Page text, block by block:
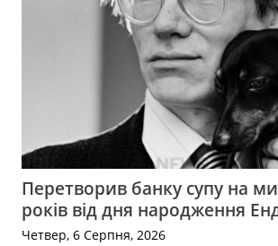
Перетворив банку супу на
років від дня народження
Четвер, 6 Серпня, 2026